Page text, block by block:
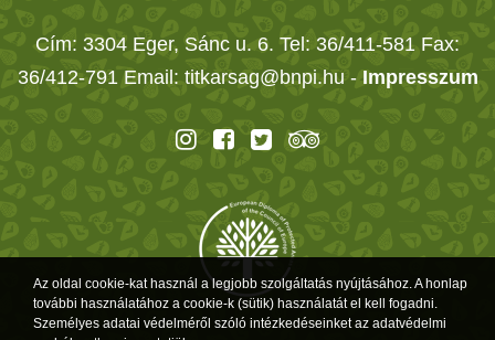
Cím: 3304 Eger, Sánc u. 6. Tel: 36/411-581 Fax:
36/412-791 Email: titkarsag@bnpi.hu - Impresszum
Az oldal cookie-kat használ a legjobb szolgáltatás nyújtásához. A honlap
további használatához a cookie-k (sütik) használatát el kell fogadni.
Személyes adatai védelméről szóló intézkedéseinket az adatvédelmi